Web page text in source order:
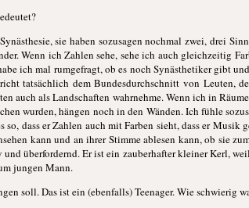
sie haben sozusagen nochmal zwei, drei
Wenn ich Zahlen sehe, sehe ich auch gleichzeitig
ich mal rumgefragt, ob es noch Synästhetiker gibt
tatsächlich dem Bundesdurchschnitt von Leuten,
auch als Landschaften wahrnehme. Wenn ich in
wurden, hängen noch in den Wänden. Ich fühle
dass er Zahlen auch mit Farben sieht, dass er Musik
kann und an ihrer Stimme ablesen kann, ob sie
überfordernd. Er ist ein zauberhafter kleiner Kerl,
jungen Mann.
soll. Das ist ein (ebenfalls) Teenager. Wie schwierig